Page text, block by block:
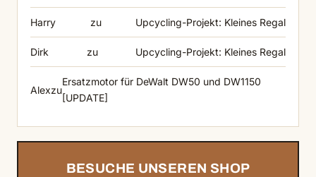
Harry zu Upcycling-Projekt: Kleines Regal
Dirk zu Upcycling-Projekt: Kleines Regal
Alexzu
Ersatzmotor für DeWalt DW50 und DW1150
[UPDATE]
BESUCHE UNSEREN SHOP